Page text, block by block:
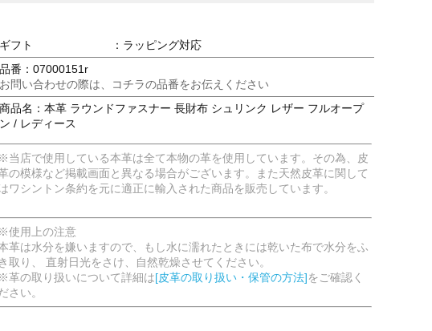
ギフト
：ラッピング対応
品番：07000151r
お問い合わせの際は、コチラの品番をお伝えください
商品名：本革 ラウンドファスナー 長財布 シュリンク レザー フルオープ
ン / レディース
※当店で使用している本革は全て本物の革を使用しています。その為、皮
の模様など掲載画面と異なる場合がございます。また天然皮革に関して
ワシントン条約を元に適正に輸入された商品を販売しています。
※使用上の注意
革は水分を嫌いますので、もし水に濡れたときには乾いた布で水分をふ
き取り、 直射日光をさけ、自然乾燥させてください。
※革の取り扱いについて詳細は[皮革の取り扱い・保管の方法]をご確認く
さい。